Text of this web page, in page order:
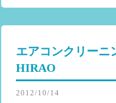
エアコンクリー
HIRAO
2012/10/14